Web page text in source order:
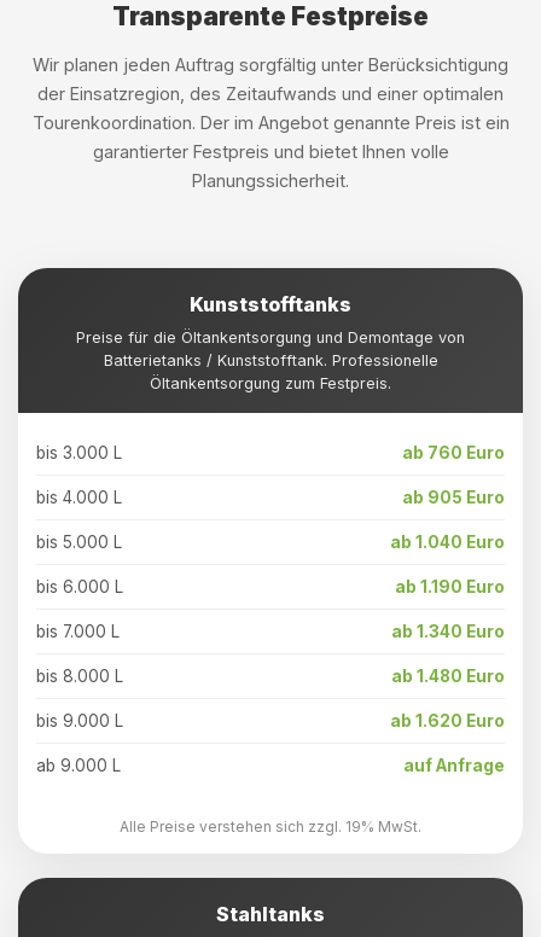
Transparente Festpreise
Wir planen jeden Auftrag sorgfältig unter Berücksichtigung
der Einsatzregion, des Zeitaufwands und einer optimalen
Tourenkoordination. Der im Angebot genannte Preis ist ein
garantierter Festpreis und bietet Ihnen volle
Planungssicherheit.
Kunststofftanks
Preise für die Öltankentsorgung und Demontage von
Batterietanks / Kunststofftank. Professionelle
Öltankentsorgung zum Festpreis.
bis 3.000 L ab 760 Euro
bis 4.000 L ab 905 Euro
bis 5.000 L ab 1.040 Euro
bis 6.000 L ab 1.190 Euro
bis 7.000 L ab 1.340 Euro
bis 8.000 L ab 1.480 Euro
bis 9.000 L ab 1.620 Euro
ab 9.000 L auf Anfrage
Alle Preise verstehen sich zzgl. 19% MwSt.
Stahltanks